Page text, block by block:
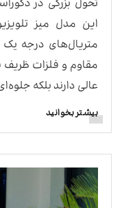
تحول بزرگی در
این مدل‌ میز
متریال‌های درجه
مقاوم و فلزات
عالی دارند بلکه
بیشتر بخوانید